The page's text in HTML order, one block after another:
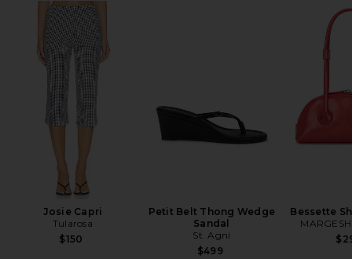
Josie Capri
Tularosa
$150
Petit Belt Thong Wedge
Sandal
St. Agni
$499
Bessette